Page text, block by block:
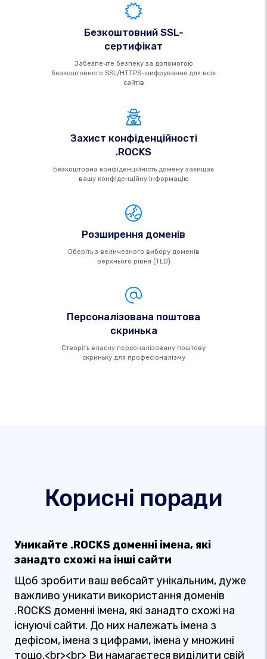
Безкоштовний SSL-
сертифікат
Забезпечте безпеку за допомогою
безкоштовного SSL/HTTPS-шифрування для всіх
сайтів
Захист конфіденційності
.ROCKS
Безкоштовна конфіденційність домену захищає
вашу конфіденційну інформацію
Розширення доменів
Оберіть з величезного вибору доменів
верхнього рівня (TLD)
Персоналізована поштова
скринька
Створіть власну персоналізовану поштову
скриньку для професіоналізму
Корисні поради
Уникайте .ROCKS доменні імена, які
занадто схожі на інші сайти
Щоб зробити ваш вебсайт унікальним, дуже
важливо уникати використання доменів
.ROCKS доменні імена, які занадто схожі на
існуючі сайти. До них належать імена з
дефісом, імена з цифрами, імена у множині
тощо.<br><br> Ви намагаєтеся виділити свій